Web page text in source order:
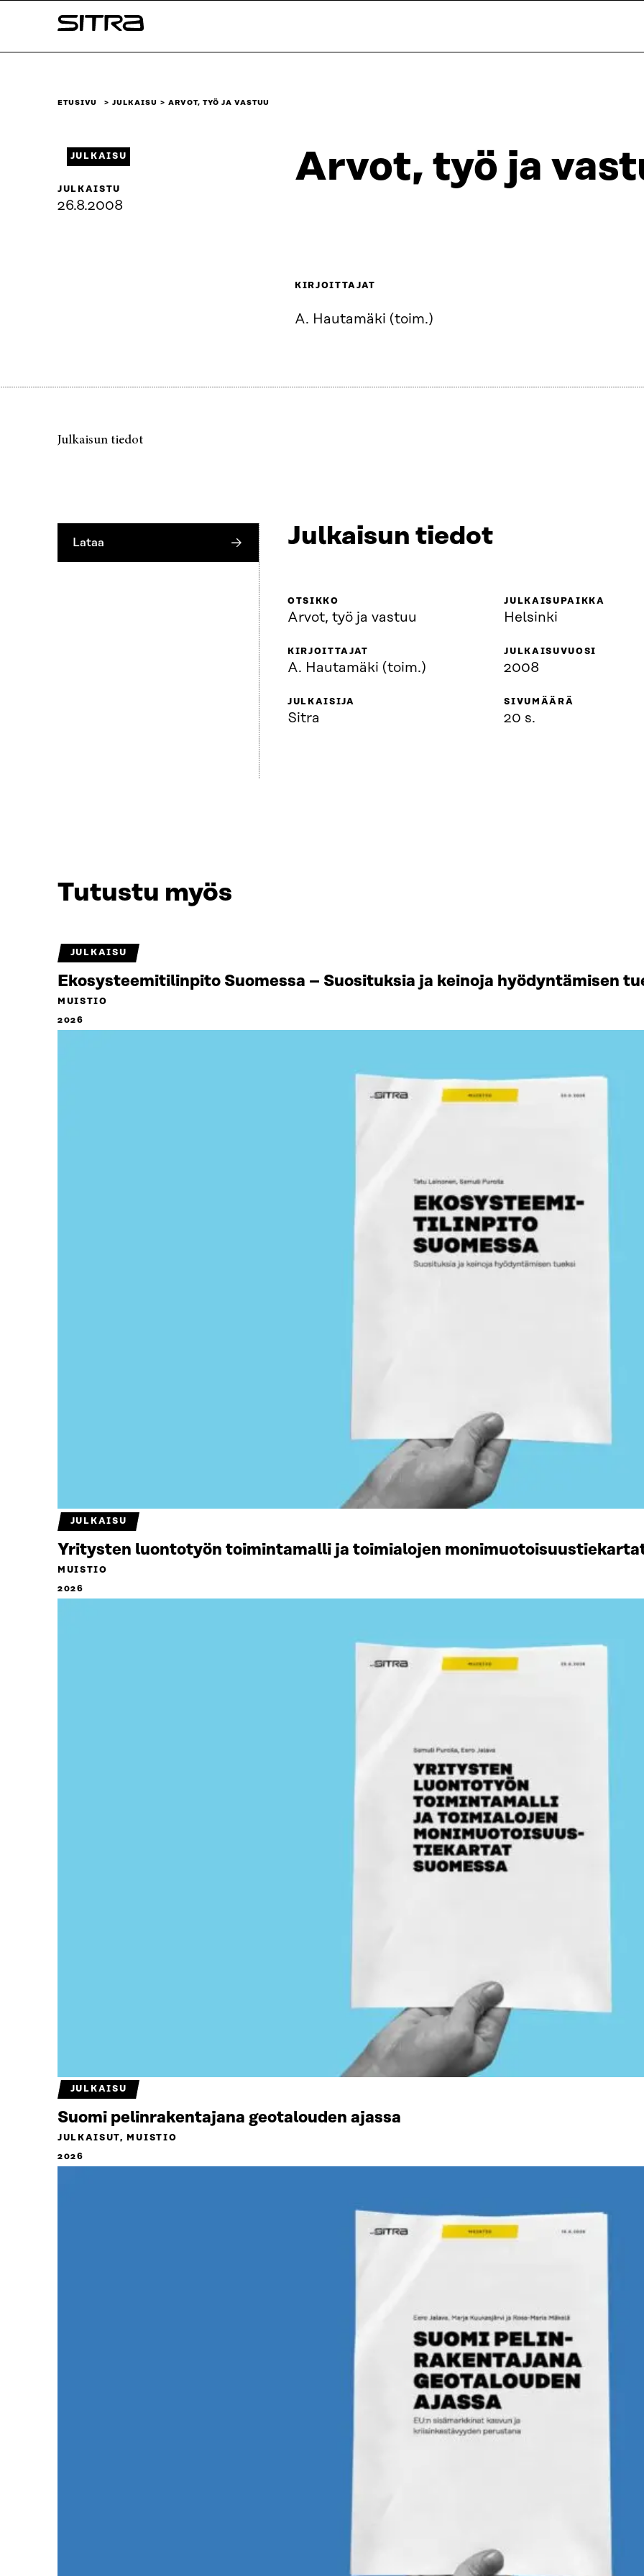
sisältöön
Sitra
ETUSIVU JULKAISU ARVOT, TYÖ JA VASTUU
Arvot, työ ja
JULKAISU
JULKAISTU
26.8.2008
KIRJOITTAJAT
A. Hautamäki (toim.)
Julkaisun tiedot
Lataa Julkaisun tiedot
OTSIKKO
Arvot, työ ja vastuu
KIRJOITTAJAT
A. Hautamäki (toim.)
JULKAISIJA
Sitra
JULKAISUPAIKKA
Helsinki
JULKAISUVUOSI
2008
SIVUMÄÄRÄ
20 s.
Tutustu myös
JULKAISU
Ekosysteemitilinpito Suomessa – Suosituksia ja keinoja hyödyntämisen
MUISTIO
2026
JULKAISU
Yritysten luontotyön toimintamalli ja toimialojen
MUISTIO
2026
JULKAISU
Suomi pelinrakentajana geotalouden ajassa
JULKAISUT, MUISTIO
2026